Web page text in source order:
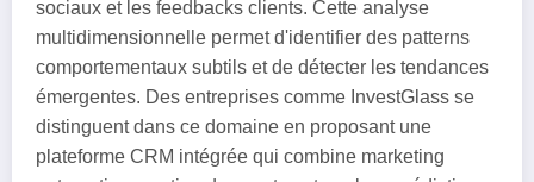
sociaux et les feedbacks clients. Cette analyse
multidimensionnelle permet d'identifier des patterns
comportementaux subtils et de détecter les tendances
émergentes. Des entreprises comme InvestGlass se
distinguent dans ce domaine en proposant une
plateforme CRM intégrée qui combine marketing